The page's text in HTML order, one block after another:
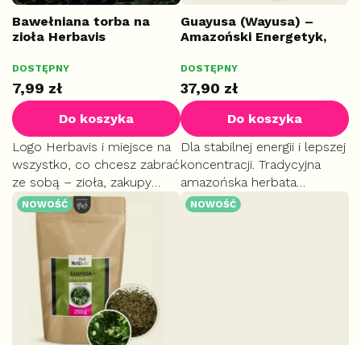
Bawełniana torba na
zioła Herbavis
DOSTĘPNY
7,99 zł
Do koszyka
Logo Herbavis i miejsce na
wszystko, co chcesz zabrać
ze sobą – zioła, zakupy
albo odrobinę dobrego
nastroju. Uszyta z 100%
naturalnej bawełny.
Guayusa (Wayusa) –
Amazoński Energetyk,
START
DOSTĘPNY
37,90 zł
Do koszyka
Dla stabilnej energii i lepszej
koncentracji. Tradycyjna
amazońska herbata
Guayusa zwalcza
NOWOŚĆ NOWOŚĆ